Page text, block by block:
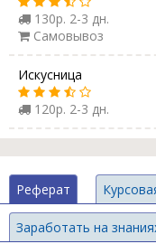
130р. 2-3 дн.
Самовывоз
Искусница
120р. 2-3 дн.
Реферат
Заработать на